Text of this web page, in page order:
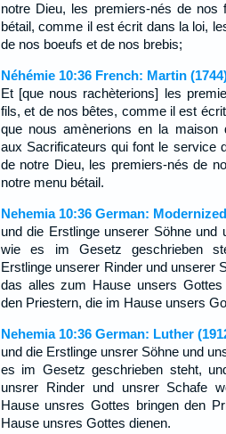
notre Dieu, les premiers-nés de nos
bétail, comme il est écrit dans la loi,
de nos boeufs et de nos brebis;
Néhémie 10:36 French: Martin
Et [que nous rachèterions] les
fils, et de nos bêtes, comme il est
que nous amènerions en la maison
aux Sacrificateurs qui font le service
de notre Dieu, les premiers-nés de
notre menu bétail.
Nehemia 10:36 German: Modernized
und die Erstlinge unserer Söhne und
wie es im Gesetz geschrieben
Erstlinge unserer Rinder und unserer
das alles zum Hause unsers Gottes
den Priestern, die im Hause unsers
Nehemia 10:36 German: Luther
und die Erstlinge unsrer Söhne und
es im Gesetz geschrieben steht,
unsrer Rinder und unsrer Schafe
Hause unsres Gottes bringen den
Hause unsres Gottes dienen.